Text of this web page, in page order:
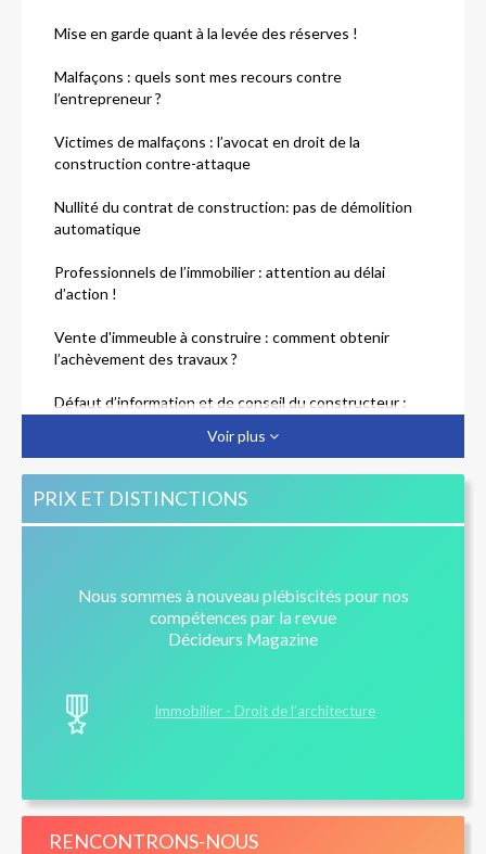
Mise en garde quant à la levée des réserves !
Malfaçons : quels sont mes recours contre
l’entrepreneur ?
Victimes de malfaçons : l’avocat en droit de la
construction contre-attaque
Nullité du contrat de construction: pas de démolition
automatique
Professionnels de l’immobilier : attention au délai
d’action !
Vente d'immeuble à construire : comment obtenir
l’achèvement des travaux ?
Défaut d’information et de conseil du constructeur :
Voir plus
PRIX ET DISTINCTIONS
Nous sommes à nouveau plébiscités pour nos
compétences par la revue
Décideurs Magazine
Immobilier - Droit de l’architecture
RENCONTRONS-NOUS